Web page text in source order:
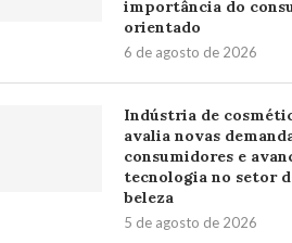
importância do
orientado
6 de agosto de 2026
Indústria de
avalia novas
consumidores e
tecnologia no setor
beleza
5 de agosto de 2026